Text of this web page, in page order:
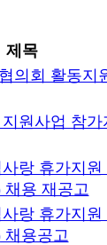
제목
의회 활동지
원사업 참
랑 휴가지원
채용 재공고
랑 휴가지원
채용공고